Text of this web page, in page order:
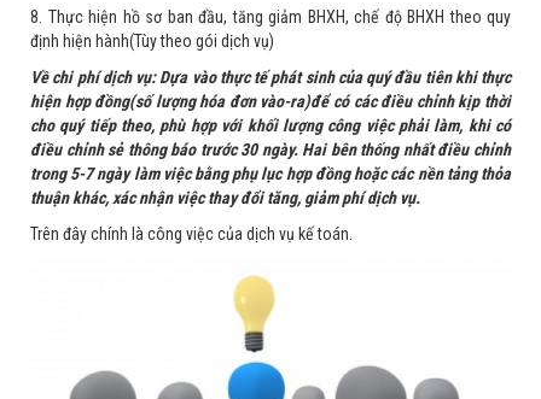
8. Thực hiện hồ sơ ban đầu, tăng giảm BHXH, chế độ BHXH theo quy
định hiện hành(Tùy theo gói dịch vụ)
Về chi phí dịch vụ: Dựa vào thực tế phát sinh của quý đầu tiên khi thực
hiện hợp đồng(số lượng hóa đơn vào-ra)để có các điều chỉnh kịp thời
cho quý tiếp theo, phù hợp với khối lượng công việc phải làm, khi có
điều chỉnh sẻ thông báo trước 30 ngày. Hai bên thống nhất điều chỉnh
trong 5-7 ngày làm việc bằng phụ lục hợp đồng hoặc các nền tảng thỏa
thuận khác, xác nhận việc thay đổi tăng, giảm phí dịch vụ.
Trên đây chính là công việc của dịch vụ kế toán.